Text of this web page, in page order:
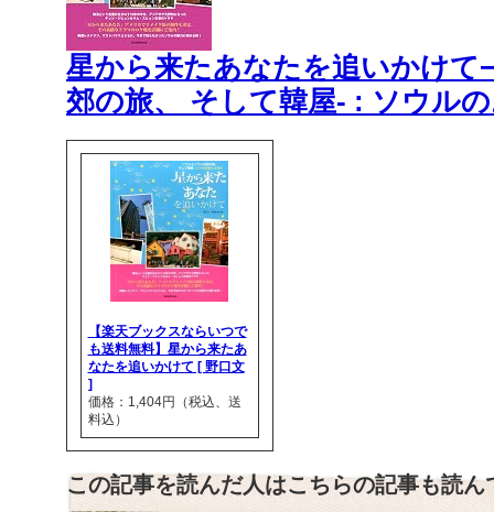
星から来たあなたを追いかけて
郊の旅、 そして韓屋- : ソウル
【楽天ブックスならいつで
も送料無料】星から来たあ
なたを追いかけて [ 野口文
]
価格：1,404円（税込、送
料込）
この記事を読んだ人はこちらの記事も読ん